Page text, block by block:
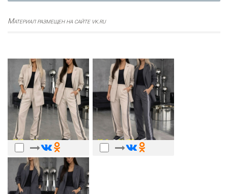
Материал размещен на сайте vk.ru